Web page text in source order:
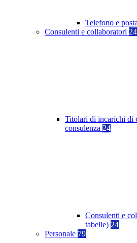
Telefono e
Consulenti e collaboratori 24
Titolari di incarichi di
consulenza 24
Consulenti e
tabelle) 24
Personale 79